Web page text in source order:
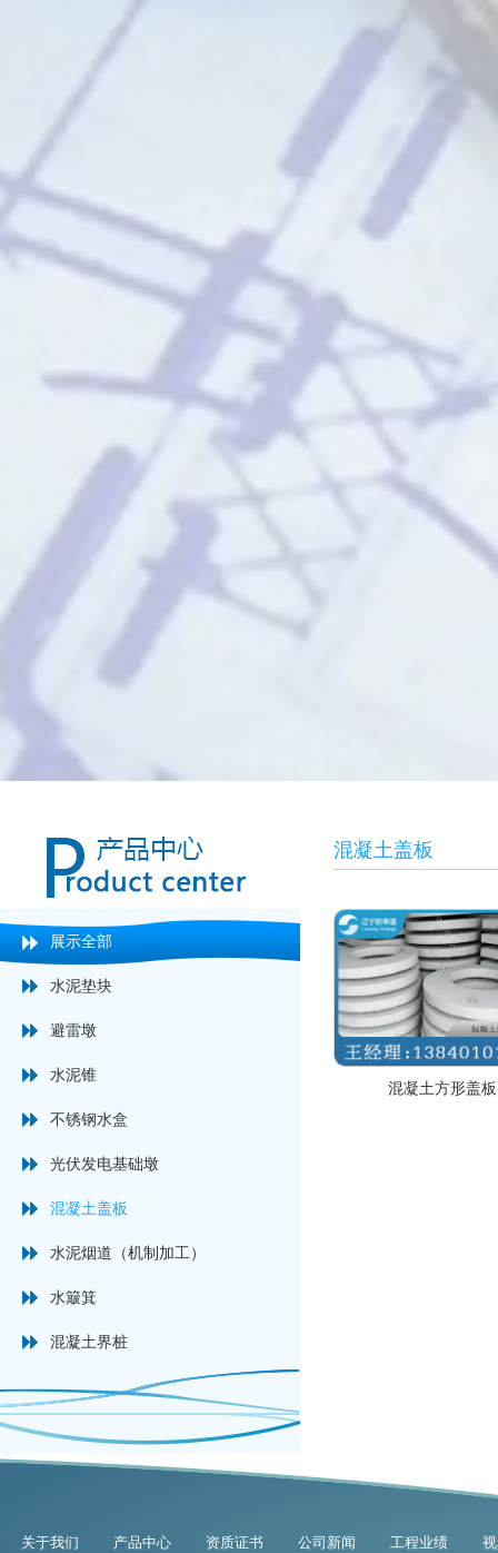
展示全部
水泥垫块
避雷墩
水泥锥
不锈钢水盒
光伏发电基础墩
混凝土盖板
水泥烟道（机制加工）
水簸箕
混凝土界桩
混凝土盖板
混凝土方形盖板
关于我们 产品中心 资质证书 公司新闻 工程业绩